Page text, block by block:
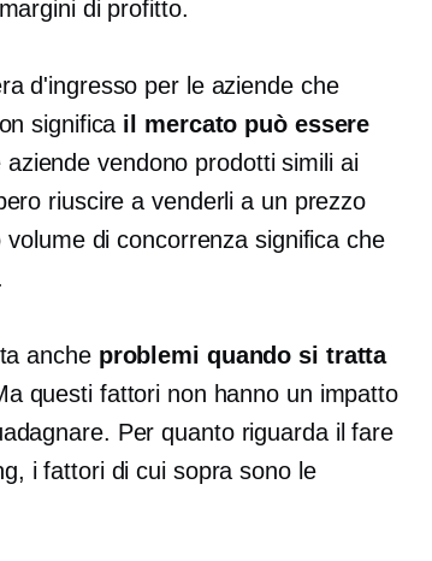
di profitto.
d'ingresso per le aziende che
significa il mercato può essere
vendono prodotti simili ai
riuscire a venderli a un prezzo
di concorrenza significa che
anche problemi quando si tratta
questi fattori non hanno un impatto
Per quanto riguarda il fare
i fattori di cui sopra sono le